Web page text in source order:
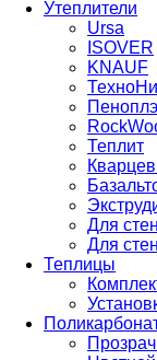
Утеплители
Ursa
ISOVER
KNAUF
Теплит
Для
Для
Теплицы